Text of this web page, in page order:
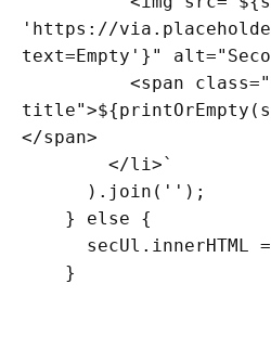
'https://
text=Empty'}"
</span>
    }